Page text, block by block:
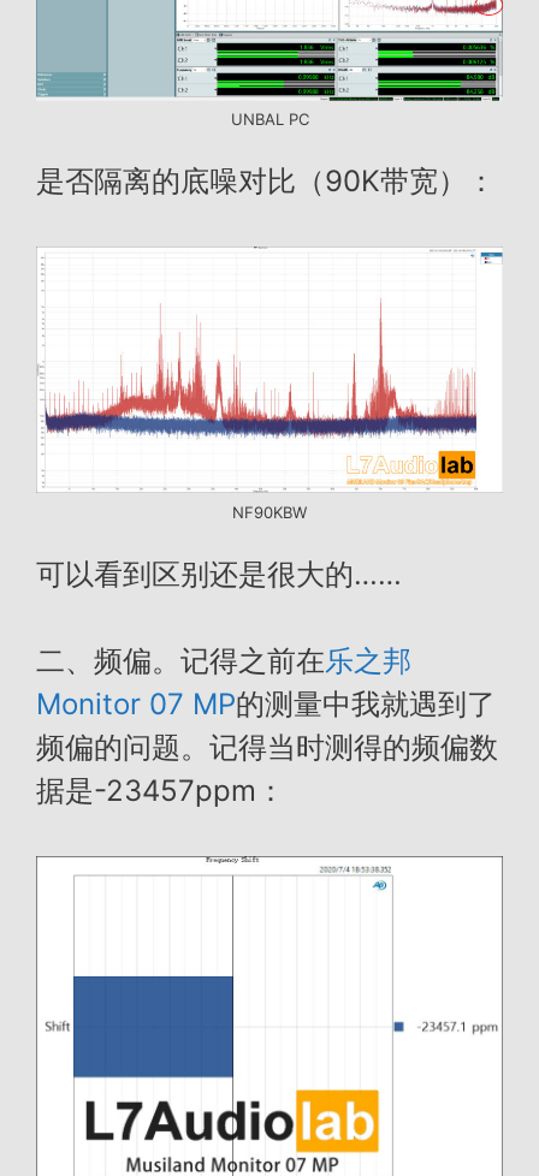
UNBAL PC
是否隔离的底噪对比（90K带宽）：
NF90KBW
可以看到区别还是很大的……
二、频偏。记得之前在乐之邦
Monitor 07 MP的测量中我就遇到了
频偏的问题。记得当时测得的频偏数
据是-23457ppm：